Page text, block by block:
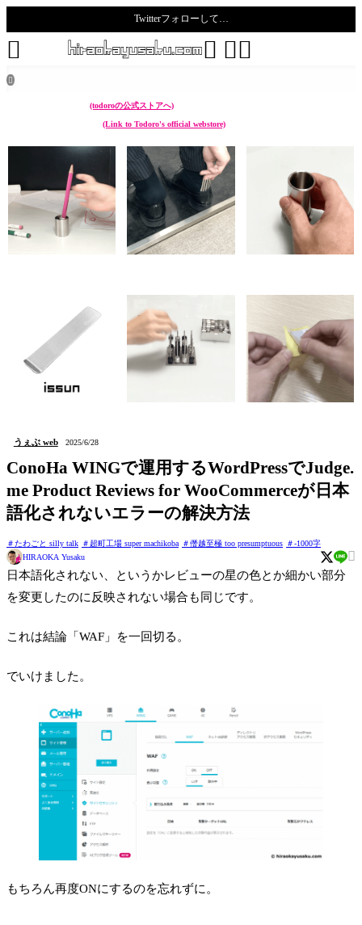
Twitterフォローして…
 


(todoroの公式ストアへ)
(Link to Todoro's official webstore)
うぇぶ web 2025/6/28
ConoHa WINGで運用するWordPressでJudge.
me Product Reviews for WooCommerceが日本
語化されないエラーの解決方法
たわごと silly talk 超町工場 super machikoba 僭越至極 too presumptuous
-1000字
HIRAOKA Yusaku

日本語化されない、というかレビューの星の色とか細かい部分
を変更したのに反映されない場合も同じです。
これは結論「WAF」を一回切る。
でいけました。
もちろん再度ONにするのを忘れずに。